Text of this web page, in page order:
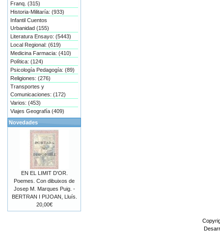
Franq. (315)
Historia-Militaría: (933)
Infantil Cuentos
Urbanidad (155)
Literatura Ensayo: (5443)
Local Regional: (619)
Medicina Farmacia: (410)
Política: (124)
Psicología Pedagogía: (89)
Religiones: (276)
Transportes y
Comunicaciones: (172)
Varios: (453)
Viajes Geografía (409)
Novedades
EN EL LIMIT D'OR.
Poemes. Con dibuixos de
Josep M. Marques Puig. -
BERTRAN I PIJOAN, Lluís.
20,00€